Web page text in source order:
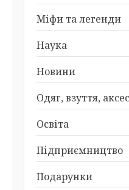
Міфи та легенди
Наука
Новини
Одяг, взуття,
Освіта
Підприємництво
Подарунки